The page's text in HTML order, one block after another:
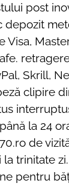
post
depozit
Visa,
Skrill,
clipire
la 24
de
la trinitate
pentru